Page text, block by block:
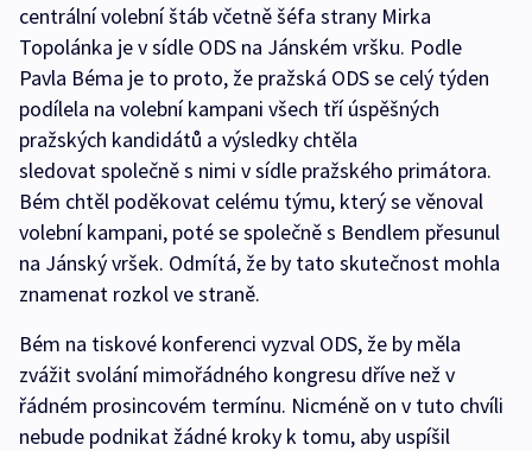
centrální volební štáb včetně šéfa strany Mirka
Topolánka je v sídle ODS na Jánském vršku. Podle
Pavla Béma je to proto, že pražská ODS se celý týden
podílela na volební kampani všech tří úspěšných
pražských kandidátů a výsledky chtěla
sledovat společně s nimi v sídle pražského primátora.
Bém chtěl poděkovat celému týmu, který se věnoval
volební kampani, poté se společně s Bendlem přesunul
na Jánský vršek. Odmítá, že by tato skutečnost mohla
znamenat rozkol ve straně.
Bém na tiskové konferenci vyzval ODS, že by měla
zvážit svolání mimořádného kongresu dříve než v
řádném prosincovém termínu. Nicméně on v tuto chvíli
nebude podnikat žádné kroky k tomu, aby uspíšil